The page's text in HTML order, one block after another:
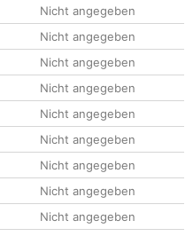
Nicht angegeben
Nicht angegeben
Nicht angegeben
Nicht angegeben
Nicht angegeben
Nicht angegeben
Nicht angegeben
Nicht angegeben
Nicht angegeben